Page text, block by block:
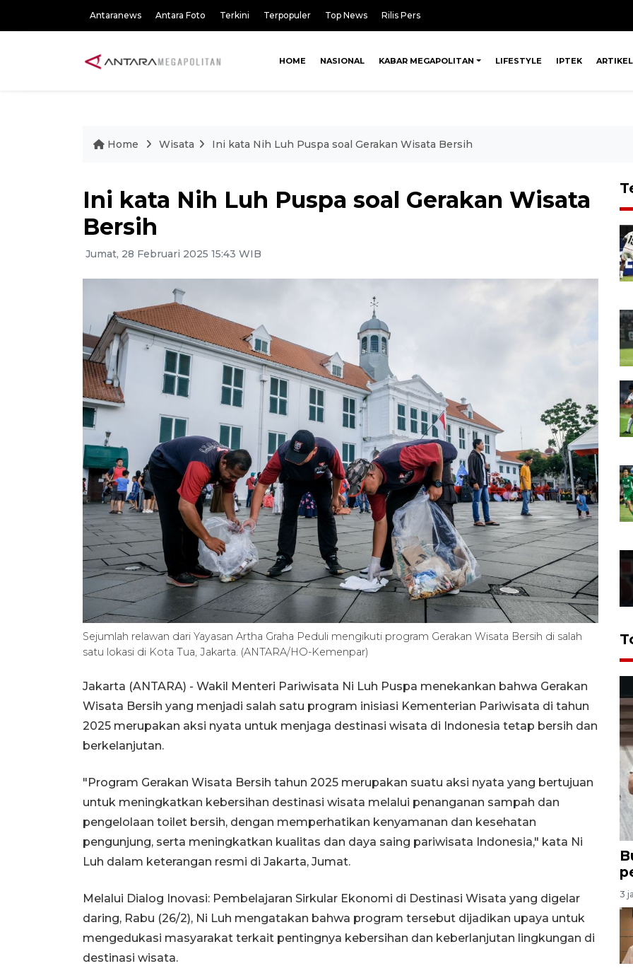
Antaranews Antara Foto Terkini Terpopuler Top News Rilis Pers
HOME NASIONAL KABAR MEGAPOLITAN LIFESTYLE IPTEK ARTIKEL
Home Wisata Ini kata Nih Luh Puspa soal Gerakan Wisata Bersih
Ini kata Nih Luh Puspa soal Gerakan Wisata
Bersih
Jumat, 28 Februari 2025 15:43 WIB
Sejumlah relawan dari Yayasan Artha Graha Peduli mengikuti program Gerakan Wisata Bersih di salah
satu lokasi di Kota Tua, Jakarta. (ANTARA/HO-Kemenpar)
Jakarta (ANTARA) - Wakil Menteri Pariwisata Ni Luh Puspa menekankan bahwa Gerakan
Wisata Bersih yang menjadi salah satu program inisiasi Kementerian Pariwisata di tahun
2025 merupakan aksi nyata untuk menjaga destinasi wisata di Indonesia tetap bersih dan
berkelanjutan.
"Program Gerakan Wisata Bersih tahun 2025 merupakan suatu aksi nyata yang bertujuan
untuk meningkatkan kebersihan destinasi wisata melalui penanganan sampah dan
pengelolaan toilet bersih, dengan memperhatikan kenyamanan dan kesehatan
pengunjung, serta meningkatkan kualitas dan daya saing pariwisata Indonesia," kata Ni
Luh dalam keterangan resmi di Jakarta, Jumat.
Melalui Dialog Inovasi: Pembelajaran Sirkular Ekonomi di Destinasi Wisata yang digelar
daring, Rabu (26/2), Ni Luh mengatakan bahwa program tersebut dijadikan upaya untuk
mengedukasi masyarakat terkait pentingnya kebersihan dan keberlanjutan lingkungan di
destinasi wisata.
3